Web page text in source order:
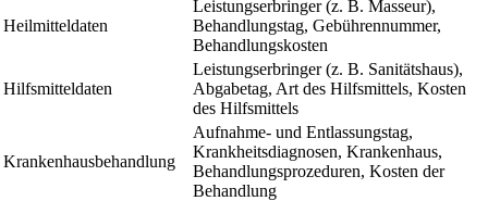
Heilmitteldaten
Leistungserbringer (z. B. Masseur),
Behandlungstag, Gebührennummer,
Behandlungskosten
Hilfsmitteldaten
Leistungserbringer (z. B. Sanitätshaus),
Abgabetag, Art des Hilfsmittels, Kosten
des Hilfsmittels
Krankenhausbehandlung
Aufnahme- und Entlassungstag,
Krankheitsdiagnosen, Krankenhaus,
Behandlungsprozeduren, Kosten der
Behandlung